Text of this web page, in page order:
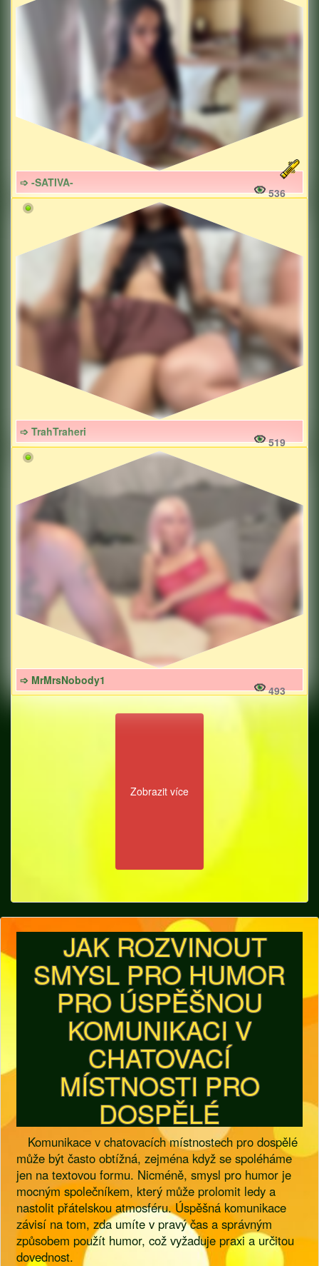
➩ -SATIVA-
536
➩ TrahTraheri
519
➩ MrMrsNobody1
493
Zobrazit více
JAK ROZVINOUT
SMYSL PRO HUMOR
PRO ÚSPĚŠNOU
KOMUNIKACI V
CHATOVACÍ
MÍSTNOSTI PRO
DOSPĚLÉ
Komunikace v chatovacích místnostech pro dospělé
může být často obtížná, zejména když se spoléháme
jen na textovou formu. Nicméně, smysl pro humor je
mocným společníkem, který může prolomit ledy a
nastolit přátelskou atmosféru. Úspěšná komunikace
závisí na tom, zda umíte v pravý čas a správným
způsobem použít humor, což vyžaduje praxi a určitou
dovednost.